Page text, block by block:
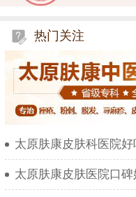
热门关注
太原肤康皮肤科医院
太原肤康皮肤医院口